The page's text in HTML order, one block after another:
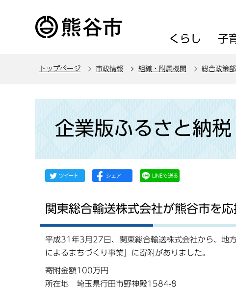
くらし 子
トップページ 市政情報 組織・附属機関 総合政策部
か
企業版ふるさと納
関東総合輸送株式会社が熊谷市を応
平成31年3月27日、関東総合輸送株式会社から、地
によるまちづくり事業」に寄附がありました。
寄附金額100万円
所在地 埼玉県行田市野神殿1584-8